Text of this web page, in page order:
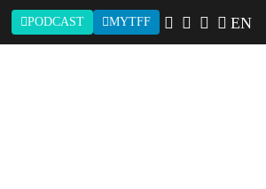
PODCAST MYTFF EN